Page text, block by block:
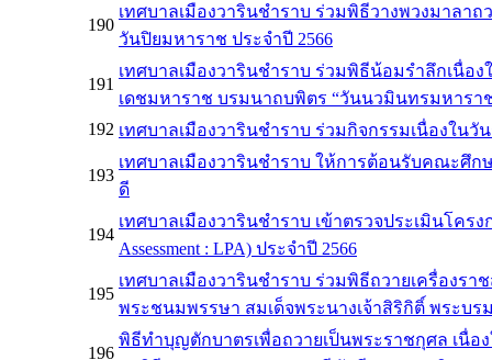
190
เทศบาลเมืองวารินชำราบ ร่วมพิธีวางพวงมาลา
วันปิยมหาราช ประจำปี 2566
191
เทศบาลเมืองวารินชำราบ ร่วมพิธีน้อมรำลึกเนื่
เดชมหาราช บรมนาถบพิตร “วันนวมินทรมหาราช
192 เทศบาลเมืองวารินชำราบ ร่วมกิจกรรมเนื่องในวั
193
เทศบาลเมืองวารินชำราบ ให้การต้อนรับคณะศึก
ดี
194
เทศบาลเมืองวารินชำราบ เข้าตรวจประเมินโคร
Assessment : LPA) ประจำปี 2566
195
เทศบาลเมืองวารินชำราบ ร่วมพิธีถวายเครื่องร
พระชนมพรรษา สมเด็จพระนางเจ้าสิริกิติ์ พระบ
196
พิธีทำบุญตักบาตรเพื่อถวายเป็นพระราชกุศล เนื่อ